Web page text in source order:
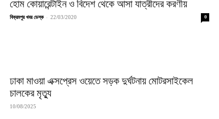
হোম কোয়ারেন্টাইন ও বিদেশ থেকে আসা যাত্রীদের করণীয়
বিক্রমপুর খবর ডেস্ক - 22/03/2020 0
ঢাকা মাওয়া এক্সপ্রেস ওয়েতে সড়ক দুর্ঘটনায় মোটরসাইকেল
চালকের মৃত্যু
10/08/2025